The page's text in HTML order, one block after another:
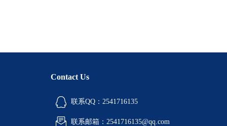
Contact Us
联系QQ：2541716135
联系邮箱：2541716135@qq.com